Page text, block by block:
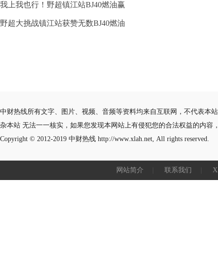
我上我也行！野超镇江站BJ40燃油赢
野超大挑战镇江站获赞无数BJ40燃油
中财热线所有文字、图片、视频、音频等资料均来自互联网，不代表本
杂本站 无法一一核实，如果您发现本网站上有侵犯您的合法权益的内容
Copyright © 2012-2019 中财热线 http://www.xlah.net, All rights reserved.
网站简介 联系我们